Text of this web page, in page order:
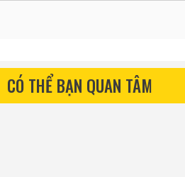
CÓ THỂ BẠN QUAN TÂM